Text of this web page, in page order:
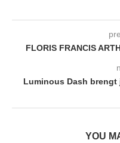
FLORIS FRANCIS
Luminous Dash brengt
YOU